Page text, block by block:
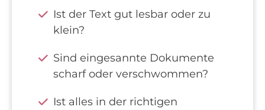
Ist der Text gut lesbar oder zu
klein?
Sind eingesannte Dokumente
scharf oder verschwommen?
Ist alles in der richtigen